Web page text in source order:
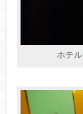
ホテ